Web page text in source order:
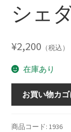
シェ
¥2,200 （税込）
在庫あり
ル
お買い物カ
商品コード: 1936